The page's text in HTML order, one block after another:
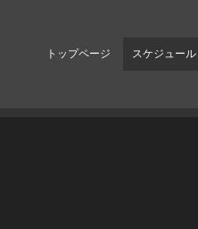
トップページ スケジュール